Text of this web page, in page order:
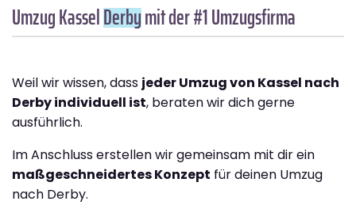
Umzug KasselDerbymit der #1 Umzugsfirma
Weil wir wissen, dass jeder Umzug von Kassel nach
Derby individuell ist, beraten wir dich gerne
ausführlich.
Im Anschluss erstellen wir gemeinsam mit dir ein
maßgeschneidertes Konzept für deinen Umzug
nach Derby.